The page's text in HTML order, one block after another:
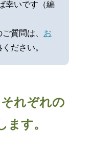
幸いです（編
質問は、 お
ださい。
それぞれの
ます。